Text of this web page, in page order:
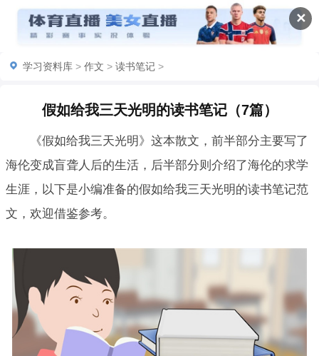
✕
学习资料库 > 作文 > 读书笔记 >
假如给我三天光明的读书笔记（7篇）
《假如给我三天光明》这本散文，前半部分主要写了
海伦变成盲聋人后的生活，后半部分则介绍了海伦的求学
生涯，以下是小编准备的假如给我三天光明的读书笔记范
文，欢迎借鉴参考。